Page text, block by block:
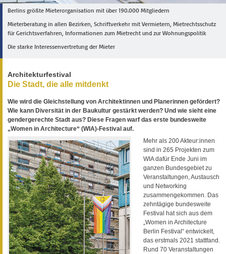
Berlins größte Mieterorganisation mit über 190.000 Mitgliedern
Mieterberatung in allen Bezirken, Schriftverkehr mit Vermietern, Mietrechtsschutz
für Gerichtsverfahren, Informationen zum Mietrecht und zur Wohnungspolitik
Die starke Interessenvertretung der Mieter
Architekturfestival
Die Stadt, die alle mitdenkt
Wie wird die Gleichstellung von Architektinnen und Planerinnen gefördert?
Wie kann Diversität in der Baukultur gestärkt werden? Und wie sieht eine
gendergerechte Stadt aus? Diese Fragen warf das erste bundesweite
„Women in Architecture“ (WIA)-Festival auf.
Mehr als 200 Akteur:innen
sind in 265 Projekten zum
WIA dafür Ende Juni im
ganzen Bundesgebiet zu
Veranstaltungen, Austausch
und Networking
zusammengekommen. Das
zehntägige bundesweite
Festival hat sich aus dem
„Women in Architecture
Berlin Festival“ entwickelt,
das erstmals 2021 stattfand.
Rund 70 Veranstaltungen